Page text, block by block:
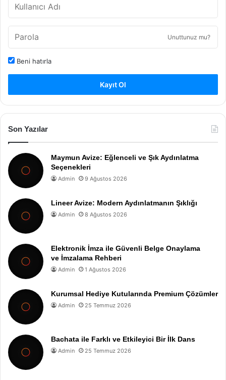
Unuttunuz mu?
Beni hatırla
Kayıt Ol
Son Yazılar
Maymun Avize: Eğlenceli ve Şık Aydınlatma
Seçenekleri
Admin 9 Ağustos 2026
Lineer Avize: Modern Aydınlatmanın Şıklığı
Admin 8 Ağustos 2026
Elektronik İmza ile Güvenli Belge Onaylama
ve İmzalama Rehberi
Admin 1 Ağustos 2026
Kurumsal Hediye Kutularında Premium Çözümler
Admin 25 Temmuz 2026
Bachata ile Farklı ve Etkileyici Bir İlk Dans
Admin 25 Temmuz 2026